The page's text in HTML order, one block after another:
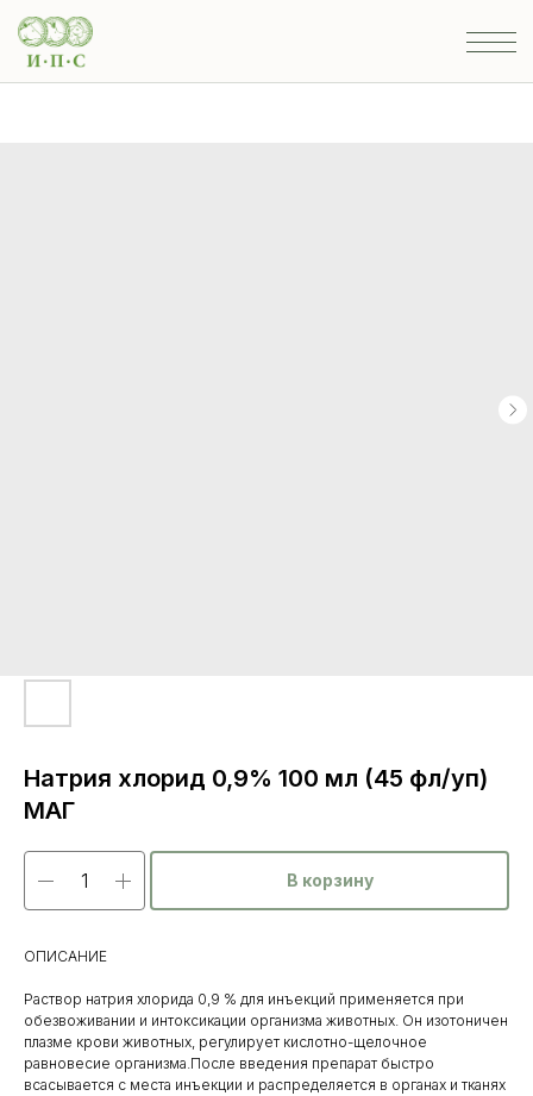
Натрия хлорид 0,9% 100 мл (45 фл/уп)
МАГ
В корзину
ОПИСАНИЕ
Раствор натрия хлорида 0,9 % для инъекций применяется при
обезвоживании и интоксикации организма животных. Он изотоничен
плазме крови животных, регулирует кислотно-щелочное
равновесие организма.После введения препарат быстро
всасывается с места инъекции и распределяется в органах и тканях